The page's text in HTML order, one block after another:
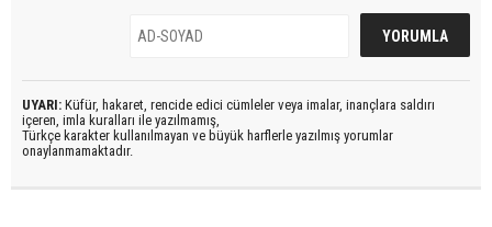
UYARI: Küfür, hakaret, rencide edici cümleler veya imalar, inançlara saldırı
içeren, imla kuralları ile yazılmamış,
Türkçe karakter kullanılmayan ve büyük harflerle yazılmış yorumlar
onaylanmamaktadır.